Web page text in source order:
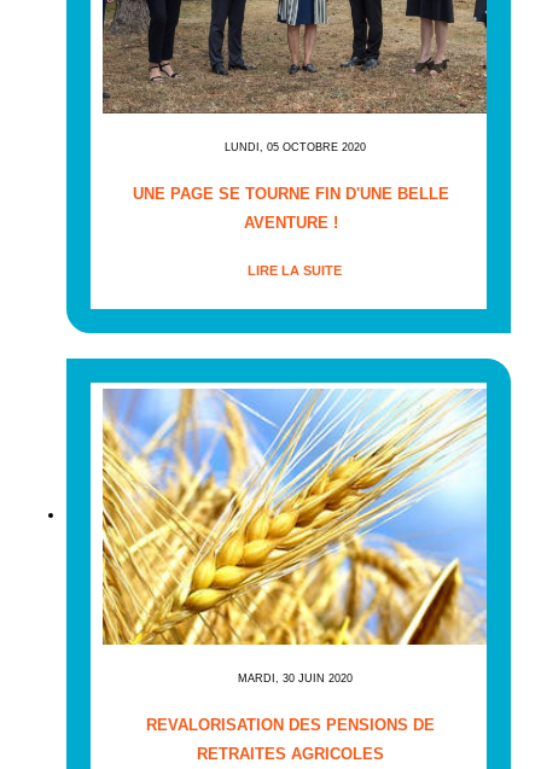
LUNDI, 05 OCTOBRE 2020
UNE PAGE SE TOURNE FIN D'UNE BELLE
AVENTURE !
LIRE LA SUITE
MARDI, 30 JUIN 2020
REVALORISATION DES PENSIONS DE
RETRAITES AGRICOLES